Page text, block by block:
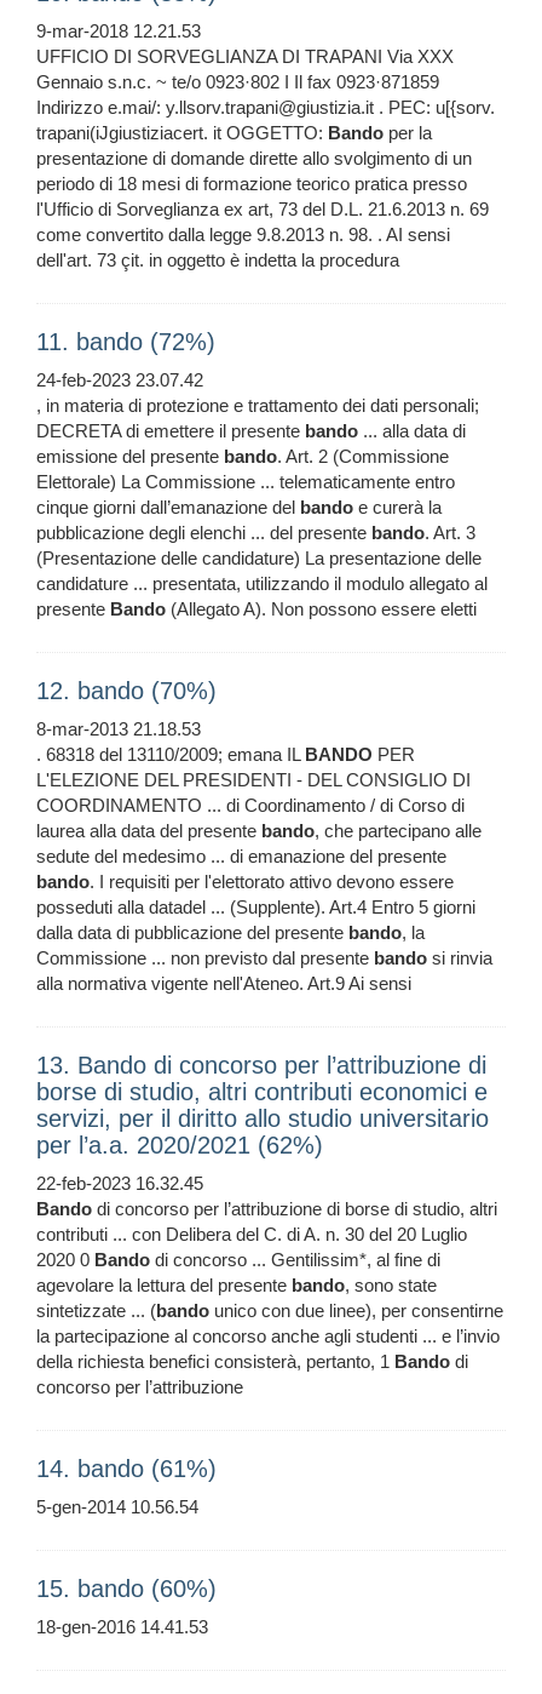
9-mar-2018 12.21.53
UFFICIO DI SORVEGLIANZA DI TRAPANI Via XXX
Gennaio s.n.c. ~ te/o 0923·802 I Il fax 0923·871859
Indirizzo e.mai/: y.llsorv.trapani@giustizia.it . PEC: u[{sorv.
trapani(iJgiustiziacert. it OGGETTO: Bando per la
presentazione di domande dirette allo svolgimento di un
periodo di 18 mesi di formazione teorico pratica presso
l'Ufficio di Sorveglianza ex art, 73 del D.L. 21.6.2013 n. 69
come convertito dalla legge 9.8.2013 n. 98. . AI sensi
dell'art. 73 çit. in oggetto è indetta la procedura
11. bando (72%)
24-feb-2023 23.07.42
, in materia di protezione e trattamento dei dati personali;
DECRETA di emettere il presente bando ... alla data di
emissione del presente bando. Art. 2 (Commissione
Elettorale) La Commissione ... telematicamente entro
cinque giorni dall’emanazione del bando e curerà la
pubblicazione degli elenchi ... del presente bando. Art. 3
(Presentazione delle candidature) La presentazione delle
candidature ... presentata, utilizzando il modulo allegato al
presente Bando (Allegato A). Non possono essere eletti
12. bando (70%)
8-mar-2013 21.18.53
. 68318 del 13110/2009; emana IL BANDO PER
L'ELEZIONE DEL PRESIDENTI - DEL CONSIGLIO DI
COORDINAMENTO ... di Coordinamento / di Corso di
laurea alla data del presente bando, che partecipano alle
sedute del medesimo ... di emanazione del presente
bando. I requisiti per l'elettorato attivo devono essere
posseduti alla datadel ... (Supplente). Art.4 Entro 5 giorni
dalla data di pubblicazione del presente bando, la
Commissione ... non previsto dal presente bando si rinvia
alla normativa vigente nell'Ateneo. Art.9 Ai sensi
13. Bando di concorso per l’attribuzione di
borse di studio, altri contributi economici e
servizi, per il diritto allo studio universitario
per l’a.a. 2020/2021 (62%)
22-feb-2023 16.32.45
Bando di concorso per l’attribuzione di borse di studio, altri
contributi ... con Delibera del C. di A. n. 30 del 20 Luglio
2020 0 Bando di concorso ... Gentilissim*, al fine di
agevolare la lettura del presente bando, sono state
sintetizzate ... (bando unico con due linee), per consentirne
la partecipazione al concorso anche agli studenti ... e l’invio
della richiesta benefici consisterà, pertanto, 1 Bando di
concorso per l’attribuzione
14. bando (61%)
5-gen-2014 10.56.54
15. bando (60%)
18-gen-2016 14.41.53